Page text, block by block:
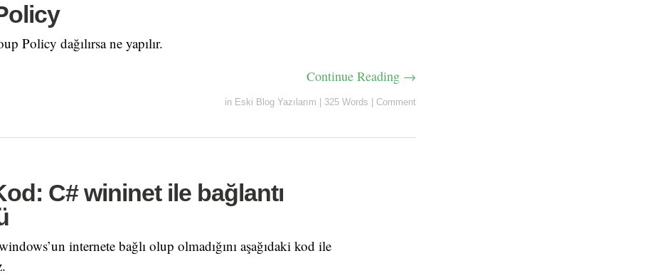
Policy dağılırsa ne yapılır.
Continue Reading →
in Eski Blog Yazılarım 325 Words Comment
C# wininet ile bağlantı
internete bağlı olup olmadığını aşağıdaki kod ile